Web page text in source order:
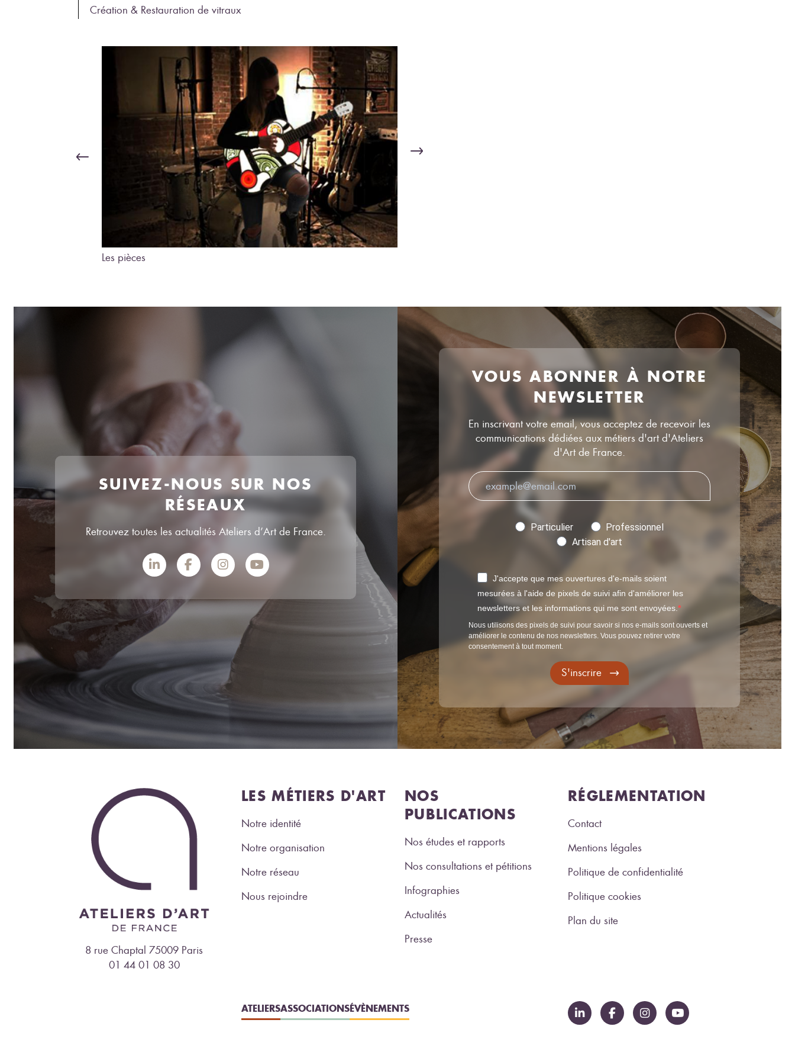
Création & Restauration de vitraux
Les pièces
SUIVEZ-NOUS SUR NOS
RÉSEAUX
Retrouvez toutes les actualités Ateliers d’Art de France.
VOUS ABONNER À NOTRE
NEWSLETTER
En inscrivant votre email, vous acceptez de recevoir les
communications dédiées aux métiers d'art d'Ateliers
d'Art de France.
Particulier
Professionnel
Artisan d'art
J'accepte que mes ouvertures d'e-mails soient
mesurées à l'aide de pixels de suivi afin d'améliorer les
newsletters et les informations qui me sont envoyées.
Nous utilisons des pixels de suivi pour savoir si nos e-mails sont ouverts et
améliorer le contenu de nos newsletters. Vous pouvez retirer votre
consentement à tout moment.
S'inscrire
8 rue Chaptal 75009 Paris
01 44 01 08 30
LES MÉTIERS D'ART
Notre identité
Notre organisation
Notre réseau
Nous rejoindre
NOS
PUBLICATIONS
Nos études et rapports
Nos consultations et pétitions
Infographies
Actualités
Presse
RÉGLEMENTATION
Contact
Mentions légales
Politique de confidentialité
Politique cookies
Plan du site
ATELIERSASSOCIATIONSÉVÈNEMENTS